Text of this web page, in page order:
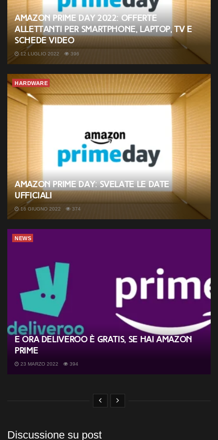
Amazon Prime Day 2022: offerte
allettanti per smartphone, laptop, TV e
schede video
12 LUGLIO 2022 396
HARDWARE
Amazon Prime Day: svelate le date
ufficiali
16 GIUGNO 2022 374
NEWS
E ora Deliveroo è gratis, se hai Amazon
Prime
23 MARZO 2022 394
Discussione su post